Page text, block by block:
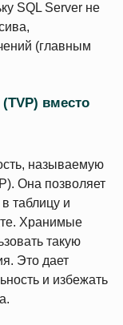
SQL Server не
(главным
вместо
называемую
Она позволяет
таблицу и
Хранимые
такую
Это дает
и избежать